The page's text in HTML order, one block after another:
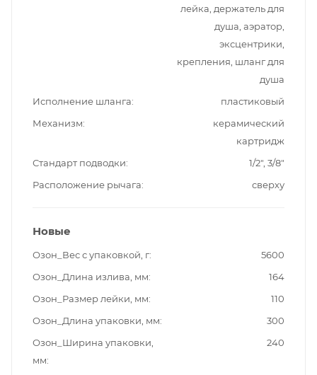
лейка, держатель для
душа, аэратор,
эксцентрики,
крепления, шланг для
душа
Исполнение шланга
пластиковый
Механизм
керамический
картридж
Стандарт подводки
1/2", 3/8"
Расположение рычага
сверху
Новые
Озон_Вес с упаковкой, г
5600
Озон_Длина излива, мм
164
Озон_Размер лейки, мм
110
Озон_Длина упаковки, мм
300
Озон_Ширина упаковки,
мм
240